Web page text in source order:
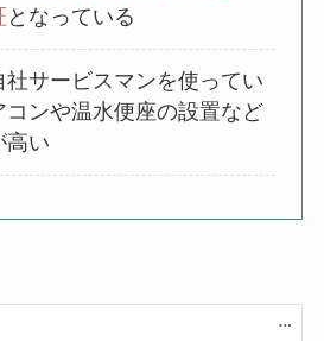
となっている
サービスマンを使ってい
コンや温水便座の設置など
高い